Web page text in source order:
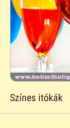
Színes itókák